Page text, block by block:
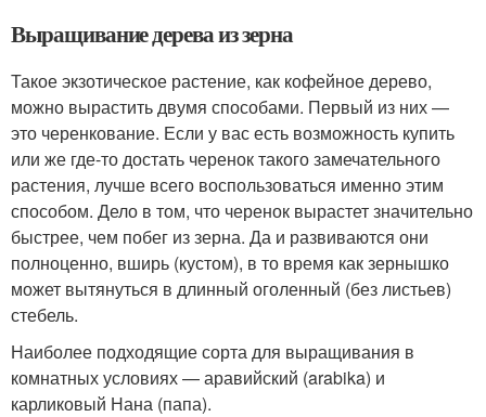
Выращивание дерева из зерна
Такое экзотическое растение, как кофейное дерево,
можно вырастить двумя способами. Первый из них —
это черенкование. Если у вас есть возможность купить
или же где-то достать черенок такого замечательного
растения, лучше всего воспользоваться именно этим
способом. Дело в том, что черенок вырастет значительно
быстрее, чем побег из зерна. Да и развиваются они
полноценно, вширь (кустом), в то время как зернышко
может вытянуться в длинный оголенный (без листьев)
стебель.
Наиболее подходящие сорта для выращивания в
комнатных условиях — аравийский (arabika) и
карликовый Нана (папа).